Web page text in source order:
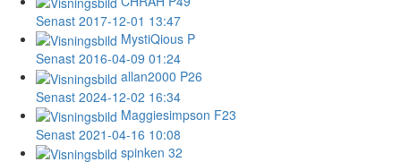
Senast 2017-12-01 13:47
MystiQious P
Senast 2016-04-09 01:24
allan2000 P26
Senast 2024-12-02 16:34
Maggiesimpson F23
Senast 2021-04-16 10:08
spinken 32